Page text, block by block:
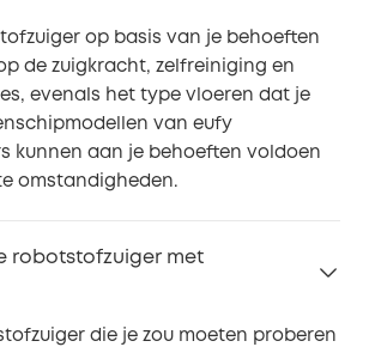
op basis van je behoeften
de zuigkracht, zelfreiniging en
evenals het type vloeren dat je
van eufy
kunnen aan je behoeften voldoen
omstandigheden.
robotstofzuiger met
die je zou moeten proberen